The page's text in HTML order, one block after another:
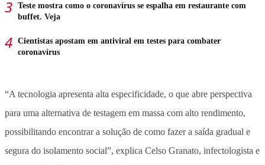
Teste mostra como o coronavírus se espalha em restaurante com
buffet. Veja
Cientistas apostam em antiviral em testes para combater
coronavírus
“A tecnologia apresenta alta especificidade, o que abre perspectiva
para uma alternativa de testagem em massa com alto rendimento,
possibilitando encontrar a solução de como fazer a saída gradual e
segura do isolamento social”, explica Celso Granato, infectologista e